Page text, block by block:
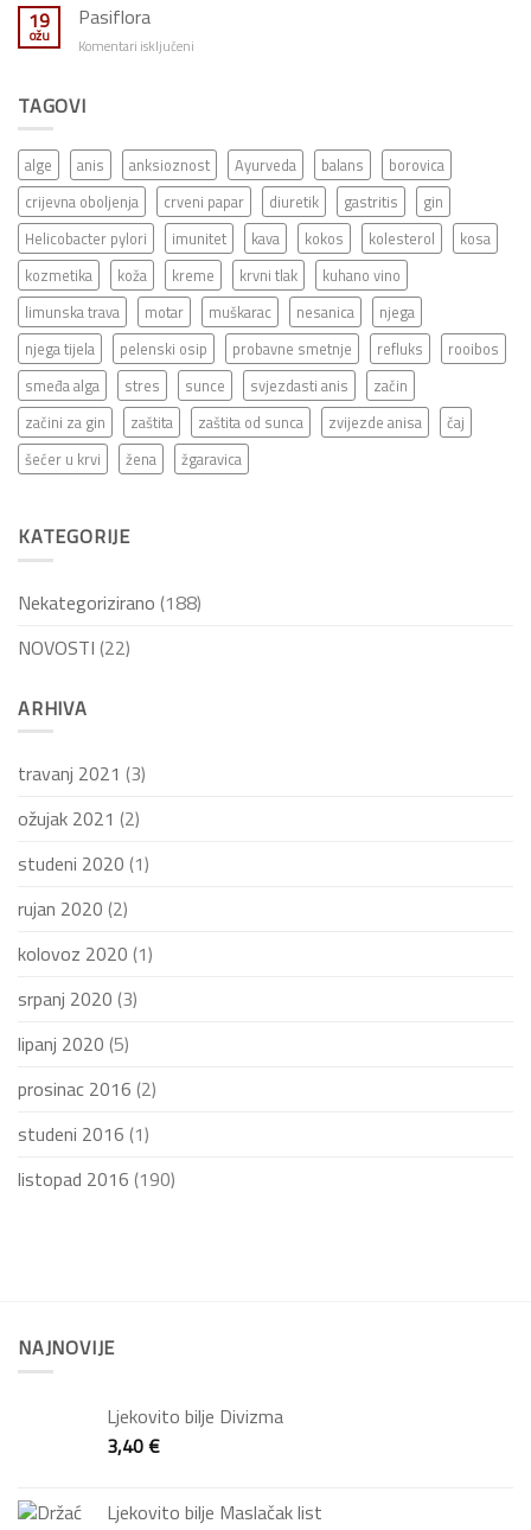
19
ožu
Pasiflora
Komentari isključeni
TAGOVI
alge anis anksioznost Ayurveda balans
borovica
crijevna oboljenja
crveni papar diuretik gastritis
gin
Helicobacter pylori
imunitet kava kokos kolesterol
kosa
kozmetika
koža kreme krvni tlak
kuhano vino
limunska trava
motar muškarac nesanica
njega
njega tijela
pelenski osip probavne smetnje refluks
rooibos
smeđa alga
stres sunce svjezdasti anis
začin
začini za gin
zaštita zaštita od sunca zvijezde anisa
čaj
šećer u krvi
žena žgaravica
KATEGORIJE
Nekategorizirano (188)
NOVOSTI (22)
ARHIVA
travanj 2021 (3)
ožujak 2021 (2)
studeni 2020 (1)
rujan 2020 (2)
kolovoz 2020 (1)
srpanj 2020 (3)
lipanj 2020 (5)
prosinac 2016 (2)
studeni 2016 (1)
listopad 2016 (190)
NAJNOVIJE
Ljekovito bilje Divizma
3,40€
Ljekovito bilje Maslačak list